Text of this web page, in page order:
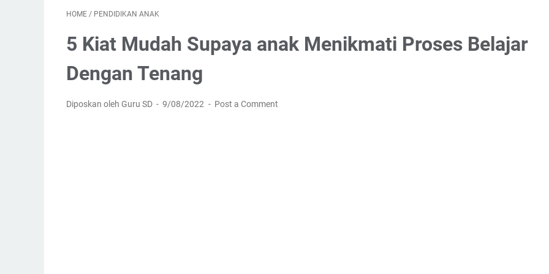
HOME / PENDIDIKAN ANAK
5 Kiat Mudah Supaya anak Menikmati Proses Belajar
Dengan Tenang
Diposkan oleh Guru SD 9/08/2022 Post a Comment